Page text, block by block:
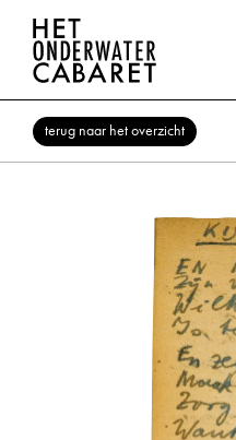
terug naar het overzicht